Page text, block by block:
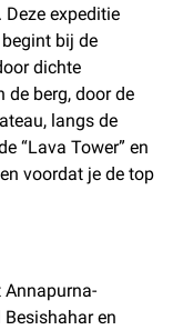
expeditie
bij de
dichte
de berg, door de
langs de
“Lava Tower” en
voordat je de top
Annapurna-
en